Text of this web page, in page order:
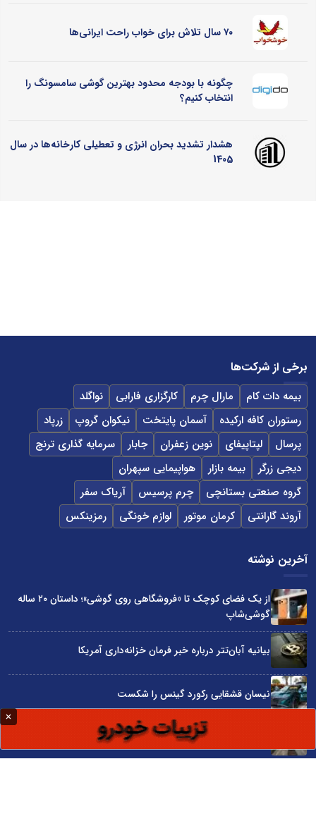
۷۰ سال تلاش برای خواب راحت ایرانی‌ها
چگونه با بودجه محدود بهترین گوشی سامسونگ را
انتخاب کنیم؟
هشدار تشدید بحران انرژی و تعطیلی کارخانه‌ها در سال
1405
برخی از شرکت‌ها
بیمه دات کام مارال چرم کارگزاری فارابی
نواگلد
رستوران کافه ارکیده
آسمان پایتخت نیکوان گروپ
زرپاد
پرسال
لپتاپیفای نوین زعفران جابار
سرمایه گذاری ترنج
دیجی زرگر
بیمه بازار
هواپیمایی سپهران
گروه صنعتی بستانچی
چرم پرسیس
آریاک سفر
آروند گارانتی
کرمان موتور لوازم خونگی رمزینکس
آخرین نوشته
از یک فضای کوچک تا «فروشگاهی روی گوشی»؛ داستان ۲۰ ساله
گوشی‌شاپ
بیانیه آبان‌تتر درباره خبر فرمان خزانه‌داری آمریکا
نیسان قشقایی رکورد گینس را شکست
توسعه ایران با شعار محقق نمی‌شود